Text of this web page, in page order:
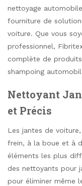
nettoyage
fourniture de
voiture. Que vous
professionnel,
complète de
shampoing
Nettoyant
et Précis
Les jantes de
frein, à la boue et à
éléments les plus
des nettoyants pour
pour éliminer même